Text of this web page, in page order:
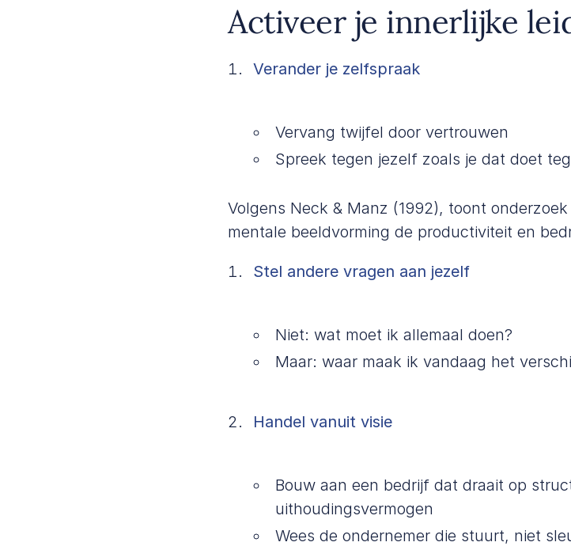
Activeer je innerlijke
Verander je zelfspraak
Vervang twijfel door vertrouwen
Spreek tegen jezelf zoals je dat doet
Volgens Neck & Manz (1992), toont
mentale beeldvorming de productiviteit en
Stel andere vragen aan jezelf
Niet: wat moet ik allemaal doen?
Maar: waar maak ik vandaag het
Handel vanuit visie
Bouw aan een bedrijf dat draait op
uithoudingsvermogen
Wees de ondernemer die stuurt, niet